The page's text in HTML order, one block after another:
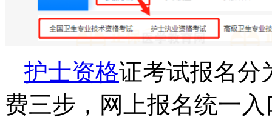
护士资格证考试报名分
费三步， 网上报名统一入